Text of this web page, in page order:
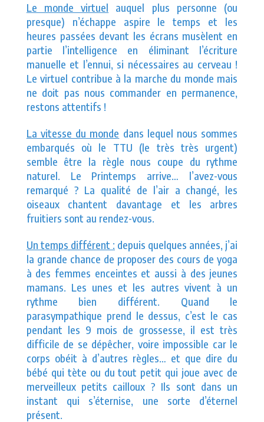
Le monde virtuel auquel plus personne (ou
presque) n’échappe aspire le temps et les
heures passées devant les écrans musèlent en
partie l’intelligence en éliminant l’écriture
manuelle et l’ennui, si nécessaires au cerveau !
Le virtuel contribue à la marche du monde mais
ne doit pas nous commander en permanence,
restons attentifs !
La vitesse du monde dans lequel nous sommes
embarqués où le TTU (le très très urgent)
semble être la règle nous coupe du rythme
naturel. Le Printemps arrive… l’avez-vous
remarqué ? La qualité de l’air a changé, les
oiseaux chantent davantage et les arbres
fruitiers sont au rendez-vous.
Un temps différent : depuis quelques années, j’ai
la grande chance de proposer des cours de yoga
à des femmes enceintes et aussi à des jeunes
mamans. Les unes et les autres vivent à un
rythme bien différent. Quand le
parasympathique prend le dessus, c’est le cas
pendant les 9 mois de grossesse, il est très
difficile de se dépêcher, voire impossible car le
corps obéit à d’autres règles… et que dire du
bébé qui tète ou du tout petit qui joue avec de
merveilleux petits cailloux ? Ils sont dans un
instant qui s’éternise, une sorte d’éternel
présent.